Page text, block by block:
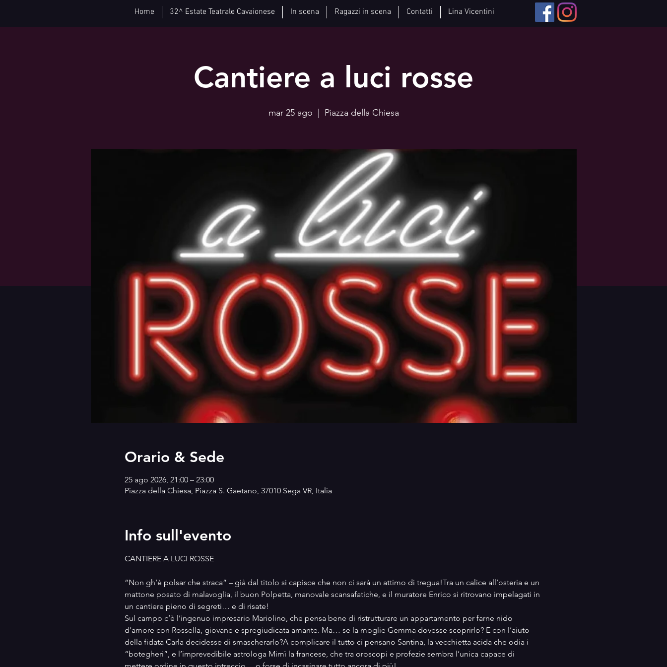
Home 32^ Estate Teatrale Cavaionese In scena Ragazzi in scena Contatti Lina Vicentini
Cantiere a luci rosse
mar 25 ago Piazza della Chiesa
Orario & Sede
25 ago 2026, 21:00 – 23:00
Piazza della Chiesa, Piazza S. Gaetano, 37010 Sega VR, Italia
Info sull'evento
CANTIERE A LUCI ROSSE
“Non gh’è polsar che straca” – già dal titolo si capisce che non ci sarà un attimo di tregua!Tra un calice all’osteria e un
mattone posato di malavoglia, il buon Polpetta, manovale scansafatiche, e il muratore Enrico si ritrovano impelagati in
un cantiere pieno di segreti… e di risate!
Sul campo c’è l’ingenuo impresario Mariolino, che pensa bene di ristrutturare un appartamento per farne nido
d’amore con Rossella, giovane e spregiudicata amante. Ma… se la moglie Gemma dovesse scoprirlo? E con l’aiuto
della fidata Carla decidesse di smascherarlo?A complicare il tutto ci pensano Santina, la vecchietta acida che odia i
“botegheri”, e l’imprevedibile astrologa Mimì la francese, che tra oroscopi e profezie sembra l’unica capace di